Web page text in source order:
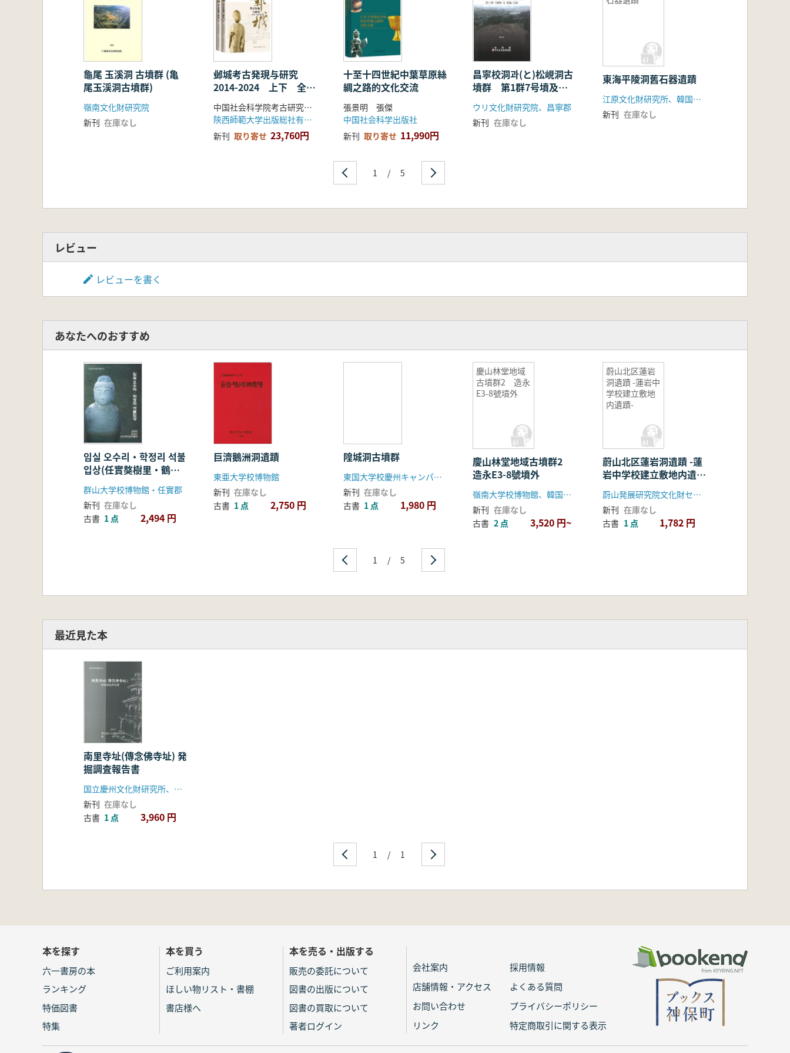
龜尾 玉溪洞 古墳群 (亀
尾玉渓洞古墳群)
嶺南文化財研究院
新刊 在庫なし
邺城考古発現与研究
2014-2024 上下 全2
冊
中国社会科学院考古研究所 河北省文物考古研究院 編
陝西師範大学出版総社有限公司
新刊 取り寄せ 23,760円
十至十四世紀中葉草原絲
綢之路的文化交流
張景明 張傑
中国社会科学出版社
新刊 取り寄せ 11,990円
昌寧校洞과(と)松峴洞古
墳群 第1群7号墳及び
周辺古墳
ウリ文化財研究院、昌寧郡
新刊 在庫なし
東海平陵洞舊石器遺蹟
江原文化財研究所、韓国土地公社
新刊 在庫なし
1 / 5
レビュー
レビューを書く
あなたへのおすすめ
임실 오수리・학정리 석불
입상(任實獒樹里・鶴亭
里石仏立像)
群山大学校博物館・任實郡
新刊 在庫なし
古書 1 点 2,494 円
巨濟鵝洲洞遺蹟
東亜大学校博物館
新刊 在庫なし
古書 1 点 2,750 円
隍城洞古墳群
東国大学校慶州キャンパス博物館
新刊 在庫なし
古書 1 点 1,980 円
慶山林堂地域
古墳群2 造永
E3-8號墳外
慶山林堂地域古墳群2
造永E3-8號墳外
嶺南大学校博物館、韓国土地開発公社慶北支社
新刊 在庫なし
古書 2 点 3,520 円~
蔚山北区蓮岩
洞遺蹟 -蓮岩中
学校建立敷地
内遺蹟-
蔚山北区蓮岩洞遺蹟 -蓮
岩中学校建立敷地内遺
蹟-
蔚山発展研究院文化財センター
新刊 在庫なし
古書 1 点 1,782 円
1 / 5
最近見た本
南里寺址(傳念佛寺址) 発
掘調査報告書
国立慶州文化財研究所、慶州市
新刊 在庫なし
古書 1 点 3,960 円
1 / 1
本を探す
六一書房の本
ランキング
特価図書
特集
本を買う
ご利用案内
ほしい物リスト・書棚
書店様へ
本を売る・出版する
販売の委託について
図書の出版について
図書の買取について
著者ログイン
会社案内
採用情報
店舗情報・アクセス
よくある質問
お問い合わせ
プライバシーポリシー
リンク
特定商取引に関する表示